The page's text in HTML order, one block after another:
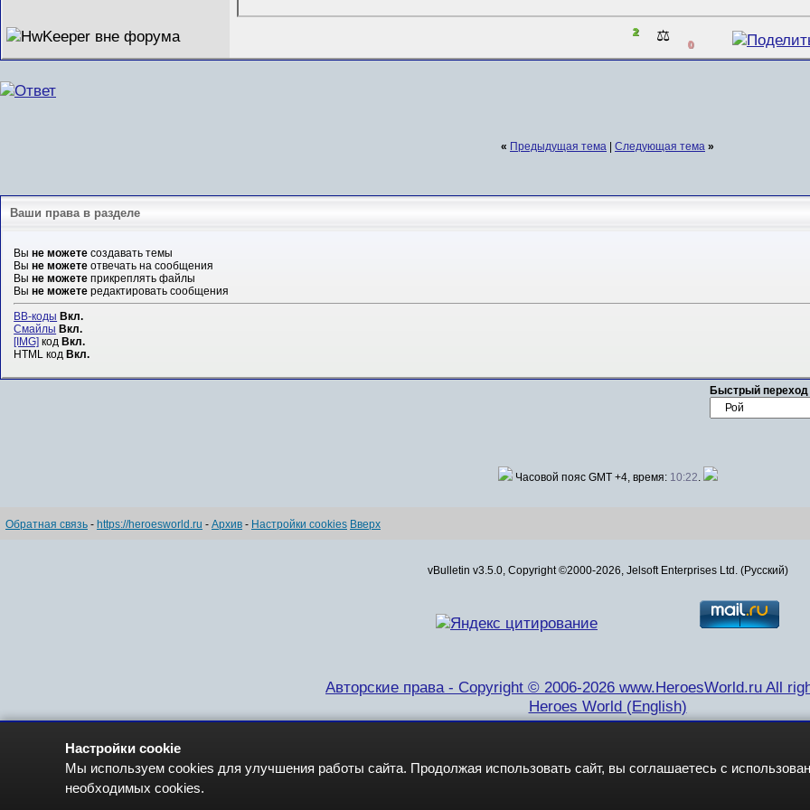
2 ⚖️ 0
« Предыдущая тема | Следующая тема »
Ваши права в разделе
Выне можете создавать темы
Выне можете отвечать на сообщения
Выне можете прикреплять файлы
Выне можете редактировать сообщения
BB-коды Вкл.
Смайлы Вкл.
[IMG] код Вкл.
HTML код Вкл.
Быстрый переход
Часовой пояс GMT +4, время: 10:22.
Обратная связь - https://heroesworld.ru - Архив - Настройки cookies Вверх
vBulletin v3.5.0, Copyright ©2000-2026, Jelsoft Enterprises Ltd. (Русский)
Авторские права - Copyright © 2006-2026 www.HeroesWorld.ru All
Heroes World (English)
Настройки cookie
Мы используем cookies для улучшения работы сайта. Продолжая использовать сайт, вы соглашаетесь с
необходимых cookies.